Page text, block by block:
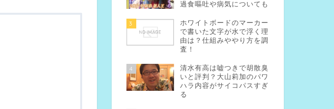
過食嘔吐や病気についても
3
ホワイトボードのマーカー
で書いた文字が水で浮く理
由は？仕組みややり方を調
査！
4
清水有高は嘘つきで胡散臭
いと評判？大山莉加のパワ
ハラ内容がサイコパスすぎ
る